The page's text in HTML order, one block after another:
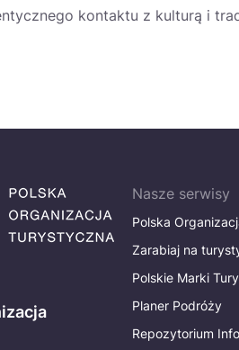
kontaktu z kulturą i
Nasze serwisy
Polska
Zarabiaj na
Polskie Marki
Planer Podróży
Repozytorium